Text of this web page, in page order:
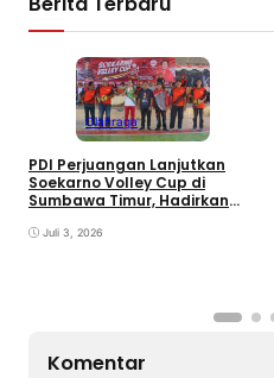
Olahraga
PDI Perjuangan Lanjutkan
Soekarno Volley Cup di
Sumbawa Timur, Hadirkan
Rakyat
Juli 3, 2026
Komentar